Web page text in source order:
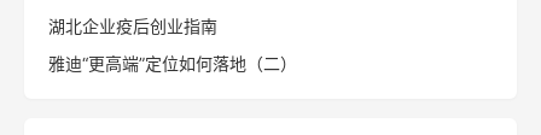
湖北企业疫后创业指南
雅迪“更高端”定位如何落地（二）